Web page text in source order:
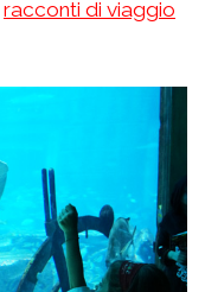
racconti di viaggio